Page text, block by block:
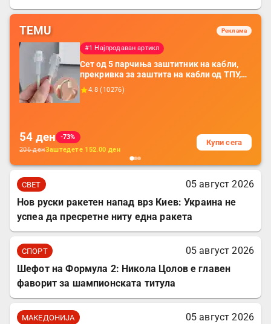
TEMU Реклама
#1 Најпродаван артикл
Сет од 5 парчиња заштитник на кабли,
прекривка за заштита на кабли од ТПУ,
додатоци за заштита на кабли, без
батерија, за мобилни телефони, комплет
4.8 ( 10276)
54 ден
-73%
206денЗаштедете 152.00 ден
Купи сега
СВЕТ
05 август 2026
Нов руски ракетен напад врз Киев: Украина не
успеа да пресретне ниту една ракета
СПОРТ
05 август 2026
Шефот на Формула 2: Никола Цолов е главен
фаворит за шампионската титула
МАКЕДОНИЈА
05 август 2026